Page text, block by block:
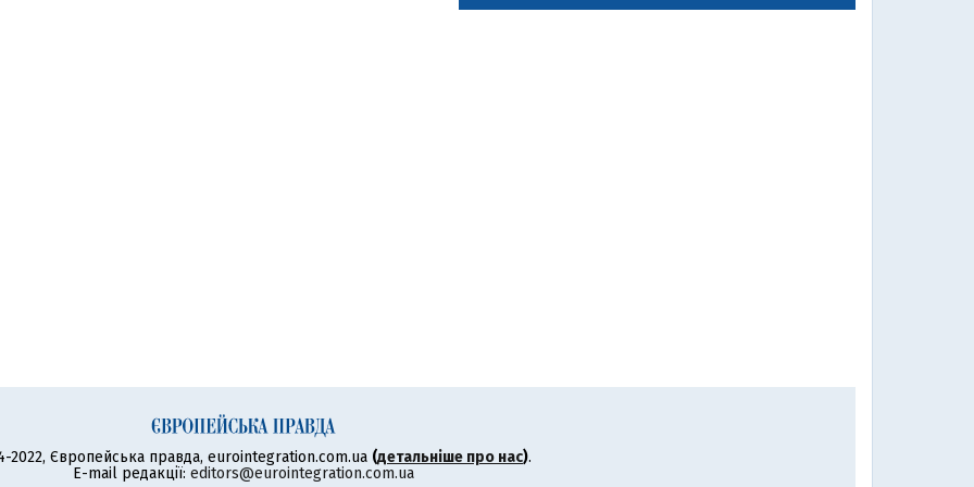
2022, Європейська правда, eurointegration.com.ua (детальніше про нас).
E-mail редакції: editors@eurointegration.com.ua